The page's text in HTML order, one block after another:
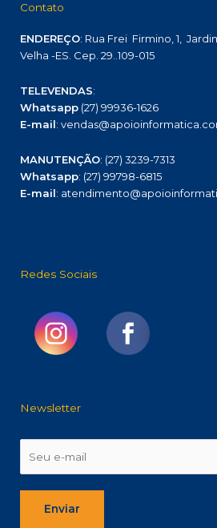
Contato
ENDEREÇO: Rua Frei Firmino, 1,
Velha -ES. Cep. 29..109-015
TELEVENDAS:
Whatsapp (27) 99936-1626
E-mail:
MANUTENÇÃO: (27) 3239-7313
Whatsapp: (27) 99798-6815
E-mail:
Redes Sociais
Newsletter
Enviar